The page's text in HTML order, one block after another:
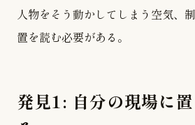
人物をそう動かしてしまう空気、
置を読む必要がある。
発見1: 自分の現場に